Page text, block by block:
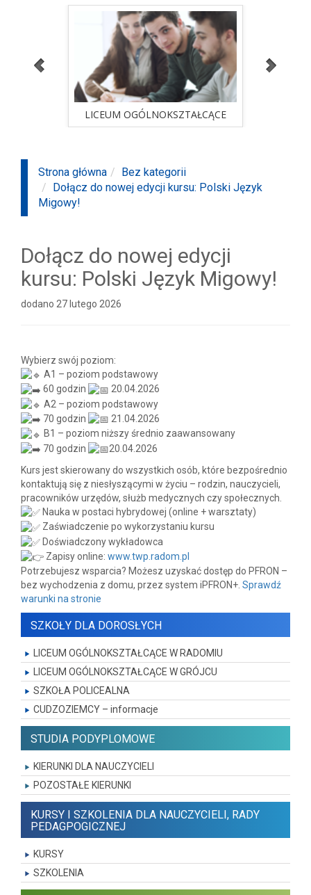
LICEUM OGÓLNOKSZTAŁCĄCE
sprawdź ofertę
LICEUM OGÓLNOKSZTAŁCĄCE
Strona główna
Bez kategorii
Dołącz do nowej edycji kursu: Polski Język
Migowy!
Dołącz do nowej edycji
kursu: Polski Język Migowy!
dodano 27 lutego 2026
Wybierz swój poziom:
A1 – poziom podstawowy
60 godzin
20.04.2026
A2 – poziom podstawowy
70 godzin
21.04.2026
B1 – poziom niższy średnio zaawansowany
70 godzin
20.04.2026
Kurs jest skierowany do wszystkich osób, które bezpośrednio
kontaktują się z niesłyszącymi w życiu – rodzin, nauczycieli,
pracowników urzędów, służb medycznych czy społecznych.
Nauka w postaci hybrydowej (online + warsztaty)
Zaświadczenie po wykorzystaniu kursu
Doświadczony wykładowca
Zapisy online: www.twp.radom.pl
Potrzebujesz wsparcia? Możesz uzyskać dostęp do PFRON –
bez wychodzenia z domu, przez system iPFRON+. Sprawdź
warunki na stronie
SZKOŁY DLA DOROSŁYCH
LICEUM OGÓLNOKSZTAŁCĄCE W RADOMIU
LICEUM OGÓLNOKSZTAŁCĄCE W GRÓJCU
SZKOŁA POLICEALNA
CUDZOZIEMCY – informacje
STUDIA PODYPLOMOWE
KIERUNKI DLA NAUCZYCIELI
POZOSTAŁE KIERUNKI
KURSY I SZKOLENIA DLA NAUCZYCIELI, RADY
PEDAGPOGICZNEJ
KURSY
SZKOLENIA